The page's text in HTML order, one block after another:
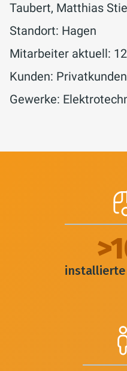
Taubert, Matthias
Standort: Hagen
Mitarbeiter aktuell: 12
Kunden:
Gewerke:
installierte